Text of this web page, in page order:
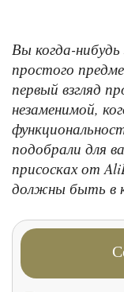
Вы когда-нибудь
простого
первый взгляд
незаменимой,
подобрали для
присосках от
должны быть в